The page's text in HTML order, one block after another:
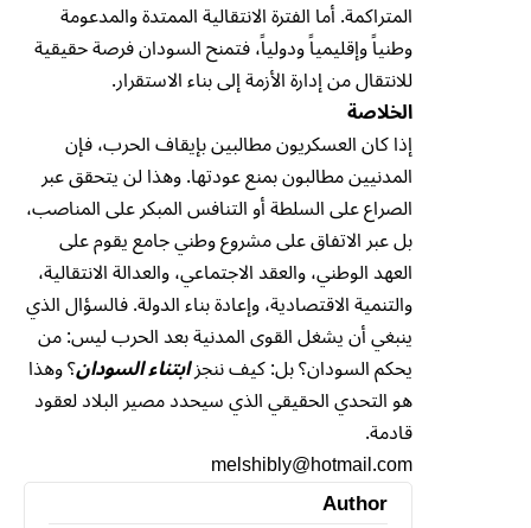
المتراكمة. أما الفترة الانتقالية الممتدة والمدعومة
وطنياً وإقليمياً ودولياً، فتمنح السودان فرصة حقيقية
للانتقال من إدارة الأزمة إلى بناء الاستقرار.
الخلاصة
إذا كان العسكريون مطالبين بإيقاف الحرب، فإن
المدنيين مطالبون بمنع عودتها. وهذا لن يتحقق عبر
الصراع على السلطة أو التنافس المبكر على المناصب،
بل عبر الاتفاق على مشروع وطني جامع يقوم على
العهد الوطني، والعقد الاجتماعي، والعدالة الانتقالية،
والتنمية الاقتصادية، وإعادة بناء الدولة. فالسؤال الذي
ينبغي أن يشغل القوى المدنية بعد الحرب ليس: من
يحكم السودان؟ بل: كيف ننجزابتناء السودان؟ وهذا
هو التحدي الحقيقي الذي سيحدد مصير البلاد لعقود
قادمة.
melshibly@hotmail.com
Author